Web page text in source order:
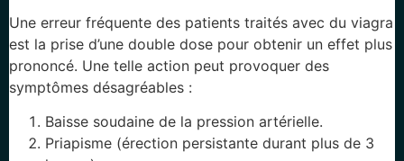
Une erreur fréquente des patients traités avec du viagra
est la prise d’une double dose pour obtenir un effet plus
prononcé. Une telle action peut provoquer des
symptômes désagréables :
Baisse soudaine de la pression artérielle.
Priapisme (érection persistante durant plus de 3